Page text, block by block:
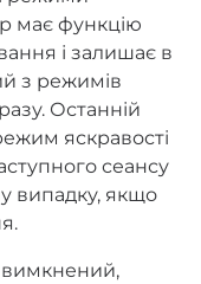
має функцію
і залишає в
з режимів
Останній
яскравості
сеансу
випадку, якщо
вимкнений,